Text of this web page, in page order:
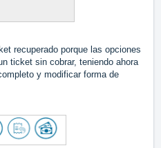
recuperado porque las opciones
ticket sin cobrar, teniendo ahora
y modificar forma de